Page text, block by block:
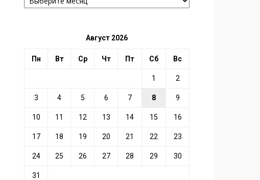
ПО
Август 2026
Пн Вт Ср Чт Пт Сб Вс
1 2
3 4 5 6 7 8 9
10 11 12 13 14 15 16
17 18 19 20 21 22 23
24 25 26 27 28 29 30
31